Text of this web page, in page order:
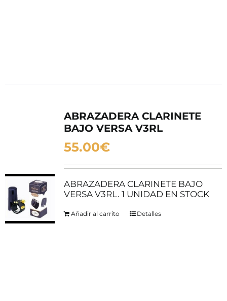
ABRAZADERA CLARINETE
BAJO VERSA V3RL
55.00€
ABRAZADERA CLARINETE BAJO
VERSA V3RL. 1 UNIDAD EN STOCK
Añadir al carrito Detalles